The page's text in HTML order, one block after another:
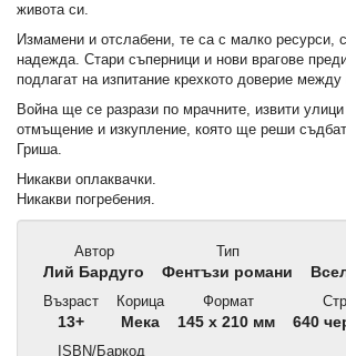
живота си.
Измамени и отслабени, те са с малко ресурси,
надежда. Стари съперници и нови врагове
подлагат на изпитание крехкото доверие
Война ще се разрази по мрачните, извити
отмъщение и изкупление, която ще реши
Гриша.
Никакви оплаквачки.
Никакви погребения.
Автор
Лий Бардуго
Тип
Фентъзи романи
Възраст
13+
Корица
Мека
Формат
145 x 210 мм
640
ISBN/Баркод